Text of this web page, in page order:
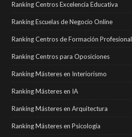
Ranking Centros Excelencia Educativa
Ranking Escuelas de Negocio Online
Ranking Centros de Formación Profesional
Ranking Centros para Oposiciones
Ranking Másteres en Interiorismo
Ranking Másteres en IA
Ranking Másteres en Arquitectura
Ranking Másteres en Psicología